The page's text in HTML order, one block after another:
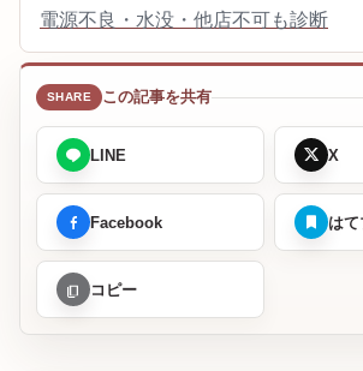
電源不良・水没・他店不可も診断
この記事を共有
LINE X
Facebook はて
コピー